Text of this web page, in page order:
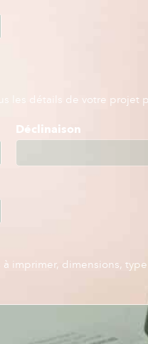
les détails de votre projet
Déclinaison
imprimer, dimensions,